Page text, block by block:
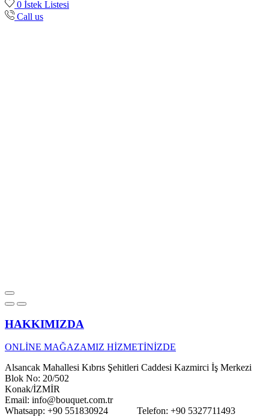
0 İstek Listesi
Call us
HAKKIMIZDA
ONLİNE MAĞAZAMIZ HİZMETİNİZDE
Alsancak Mahallesi Kıbrıs Şehitleri Caddesi Kazmirci İş Merkezi
Blok No: 20/502
Konak/İZMİR
Email: info@bouquet.com.tr
Whatsapp: +90 551830924 Telefon: +90 5327711493